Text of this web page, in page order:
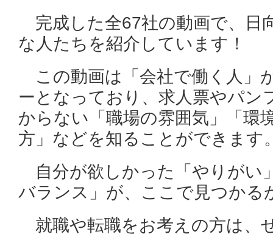
完成した全67社の動画で、日
な人たちを紹介しています！
この動画は「会社で働く人」
ーとなっており、求人票やパン
からない「職場の雰囲気」「環
方」などを知ることができます
自分が欲しかった「やりがい
バランス」が、ここで見つかる
就職や転職をお考えの方は、